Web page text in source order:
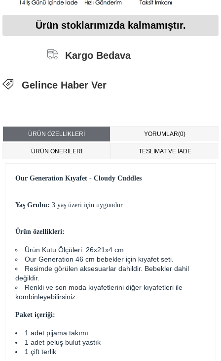
Ürün stoklarımızda kalmamıştır.
Kargo Bedava
Gelince Haber Ver
ÜRÜN ÖZELLIKLERI YORUMLAR(0)
ÜRÜN ÖNERILERI TESLİMAT VE İADE
Our Generation Kıyafet - Cloudy Cuddles
Yaş Grubu: 3 yaş üzeri için uygundur.
Ürün özellikleri:
Ürün Kutu Ölçüleri: 26x21x4 cm
Our Generation 46 cm bebekler için kıyafet seti.
Resimde görülen aksesuarlar dahildir. Bebekler dahil
değildir.
Renkli ve son moda kıyafetlerini diğer kıyafetleri ile
kombinleyebilirsiniz.
Paket içeriği:
1 adet pijama takımı
1 adet peluş bulut yastık
1 çift terlik